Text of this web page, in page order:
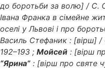
до боротьби за волю] / С.
Івана Франка в сімейне
оселі у Львові і про
Василь Стефаник : [вірш]
192–193 ; Мойсей : [вірш
“Ярина” : [вірш про святе